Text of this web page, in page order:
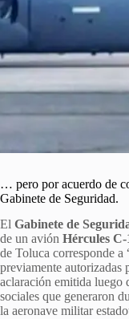
… pero por acuerdo de
Gabinete de Seguridad.
El Gabinete de
de un avión Hércules C-
de Toluca corresponde a
previamente autorizadas
aclaración emitida luego
sociales que generaron
la aeronave militar